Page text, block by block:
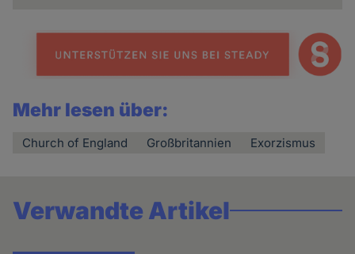
Mehr lesen über:
Church of England Großbritannien Exorzismus
Verwandte Artikel